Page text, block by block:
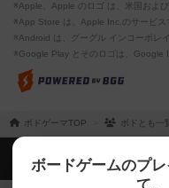
※Apple、Apple のロゴ は、米国およ
※App Store は、Apple Inc.のサービス
※Android は、グーグル インコーポレ
※Google Play とそのロゴは、Google
ボドゲーマTOP ボドとも一
ボードゲームのプ
ボドゲーマTOP